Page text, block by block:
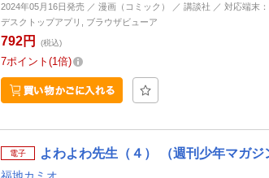
2024年05月16日発売 ／ 漫画（コミック） ／ 講談社 ／ 対応端末
デスクトップアプリ, ブラウザビューア
792円 (税込)
7ポイント 1倍
電子 よわよわ先生（４） （週刊少年マガ
福地カミオ